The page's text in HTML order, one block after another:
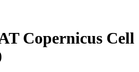
Copernicus Cell